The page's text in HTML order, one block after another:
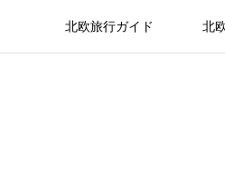
北欧旅行ガイド 北